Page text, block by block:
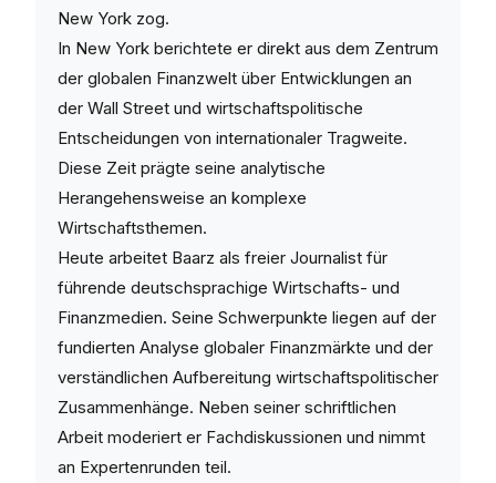
New York zog.
In New York berichtete er direkt aus dem Zentrum
der globalen Finanzwelt über Entwicklungen an
der Wall Street und wirtschaftspolitische
Entscheidungen von internationaler Tragweite.
Diese Zeit prägte seine analytische
Herangehensweise an komplexe
Wirtschaftsthemen.
Heute arbeitet Baarz als freier Journalist für
führende deutschsprachige Wirtschafts- und
Finanzmedien. Seine Schwerpunkte liegen auf der
fundierten Analyse globaler Finanzmärkte und der
verständlichen Aufbereitung wirtschaftspolitischer
Zusammenhänge. Neben seiner schriftlichen
Arbeit moderiert er Fachdiskussionen und nimmt
an Expertenrunden teil.